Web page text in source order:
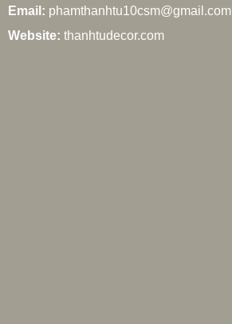
Email: phamthanhtu10csm@gmail.com
Website: thanhtudecor.com